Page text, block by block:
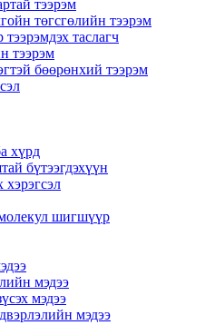
тээрэм
төгсгөлийн тээрэм
таслагч
тээрэм
бөөрөнхий тээрэм
хүрд
бүтээгдэхүүн
шигшүүр
мэдээ
мэдээ
мэдээ